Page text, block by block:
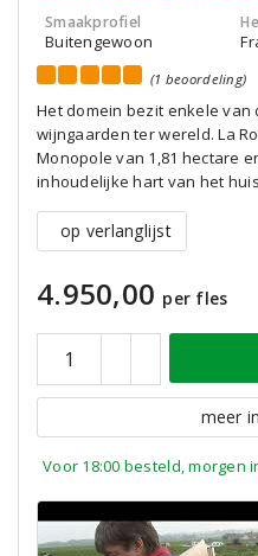
Smaakprofiel
Buitengewoon
(1 beoordeling)
Het domein bezit enkele van
wijngaarden ter wereld. La
Monopole van 1,81 hectare
inhoudelijke hart van het
op verlanglijst
4.950,00 per fles
meer
Voor 18:00 besteld, morgen